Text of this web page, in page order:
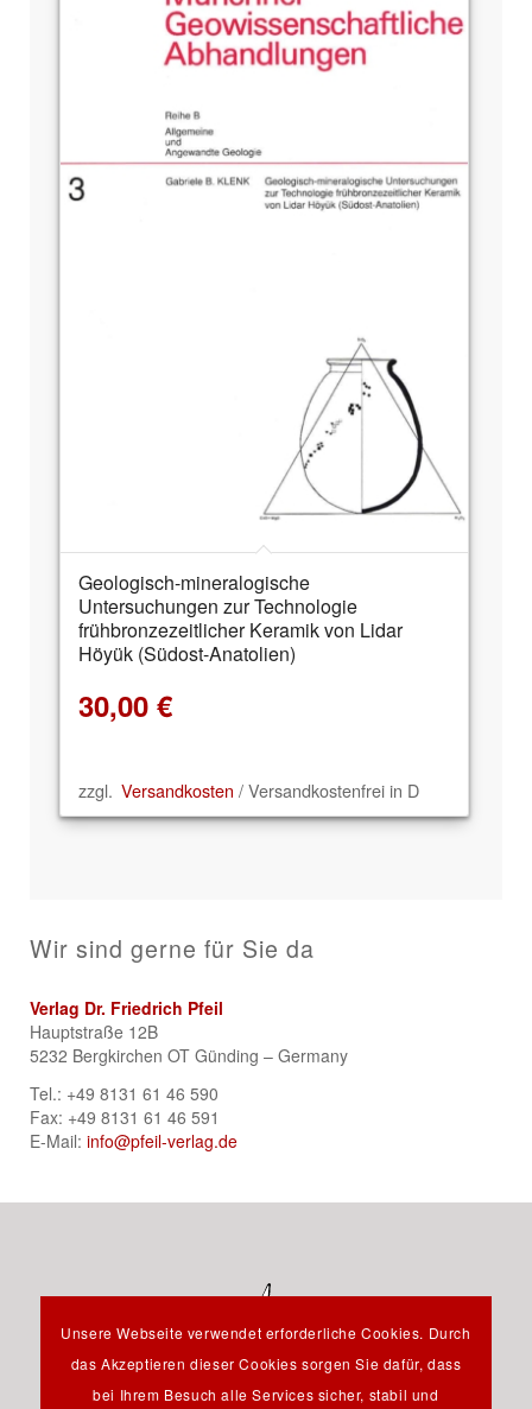
Geologisch-mineralogische
Untersuchungen zur Technologie
frühbronzezeitlicher Keramik von Lidar
Höyük (Südost-Anatolien)
30,00 €
zzgl. Versandkosten / Versandkostenfrei in D
Wir sind gerne für Sie da
Verlag Dr. Friedrich Pfeil
Hauptstraße 12B
5232 Bergkirchen OT Günding – Germany
Tel.: +49 8131 61 46 590
Fax: +49 8131 61 46 591
E-Mail: info@pfeil-verlag.de
Unsere Webseite verwendet erforderliche Cookies. Durch
das Akzeptieren dieser Cookies sorgen Sie dafür, dass
bei Ihrem Besuch alle Services sicher, stabil und